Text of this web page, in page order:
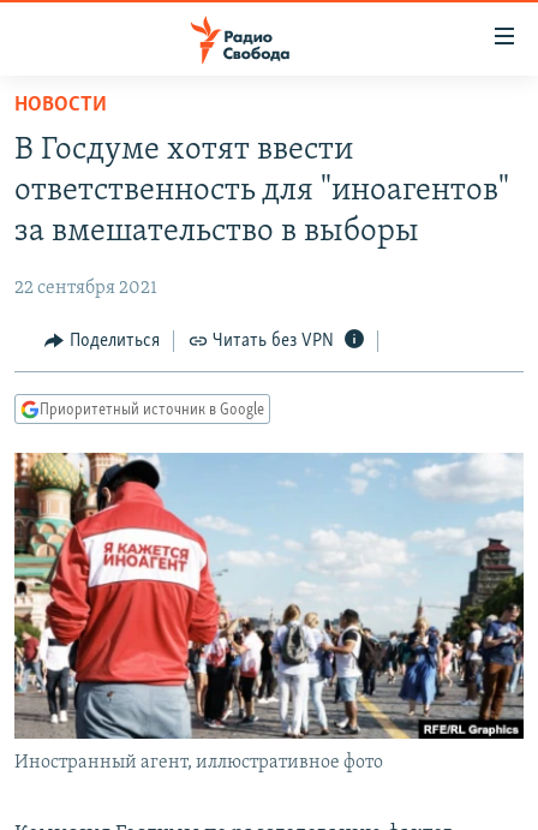
упрощенного
доступа
основному
Вернутся
Вернутся
поиску
ПОДКАСТЫ
МНЕНИЯ
КУЛЬТУРА
КАВКАЗ.РЕАЛИИ
СЕВЕР.РЕАЛИИ
СИБИРЬ.РЕАЛИИ
РАСПИСАНИЕ ВЕЩАНИЯ
ПОДПИШИТЕСЬ НА РАССЫЛКУ
СОЦИАЛЬНЫЕ СЕТИ
НОВОСТИ
В Госдуме хотят ввести
ответственность для "иноагентов"
за вмешательство в выборы
22 сентября 2021
Поделиться Читать без VPN
Приоритетный источник в Google
Иностранный агент, иллюстративное фото